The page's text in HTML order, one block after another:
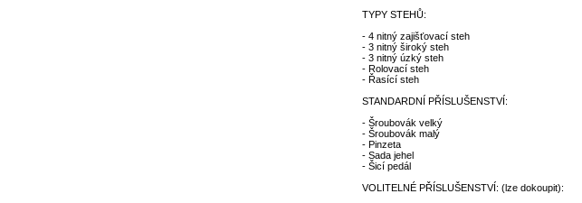
TYPY STEHŮ:
- 4 nitný zajišťovací steh
- 3 nitný široký steh
- 3 nitný úzký steh
- Rolovací steh
- Řasící steh
STANDARDNÍ PŘÍSLUŠENSTVÍ:
- Šroubovák velký
- Šroubovák malý
- Pinzeta
- Sada jehel
- Šicí pedál
VOLITELNÉ PŘÍSLUŠENSTVÍ: (lze dokoupit):